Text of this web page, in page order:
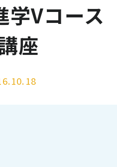
学Vコー
座